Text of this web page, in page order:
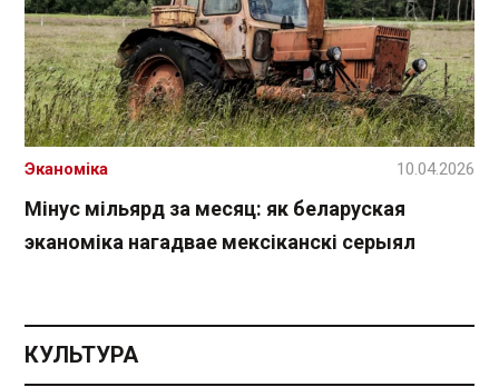
Мінус мільярд за месяц: як беларуская
эканоміка нагадвае мексіканскі серыял
Эканоміка 10.04.2026
КУЛЬТУРА